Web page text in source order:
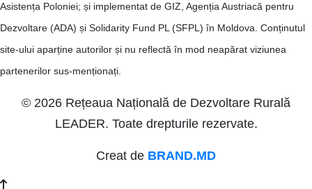
Asistența Poloniei; și implementat de GIZ, Agenția Austriacă pentru
Dezvoltare (ADA) și Solidarity Fund PL (SFPL) în Moldova. Conținutul
site-ului aparține autorilor și nu reflectă în mod neapărat viziunea
partenerilor sus-menționați.
© 2026 Rețeaua Națională de Dezvoltare Rurală
LEADER. Toate drepturile rezervate.
Creat de BRAND.MD